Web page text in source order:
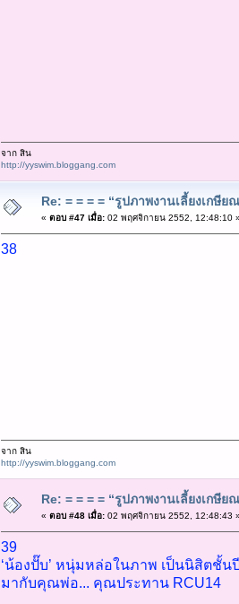
จาก สิน
http://yyswim.bloggang.com
Re: = = = = “รูปภาพงานเลี้ยงเกษี
« ตอบ #47 เมื่อ:02 พฤศจิกายน 2552, 12:48:10
38
จาก สิน
http://yyswim.bloggang.com
Re: = = = = “รูปภาพงานเลี้ยงเกษี
« ตอบ #48 เมื่อ:02 พฤศจิกายน 2552, 12:48:43
39
‘น้องปั๊บ’ หนุ่มหล่อในภาพ เป็นนิสิตชั้
มากับคุณพ่อ... คุณประทาน RCU14